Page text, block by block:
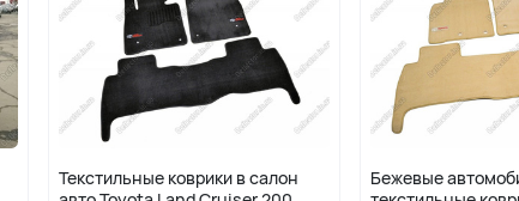
Текстильные коврики в салон
Бежевые